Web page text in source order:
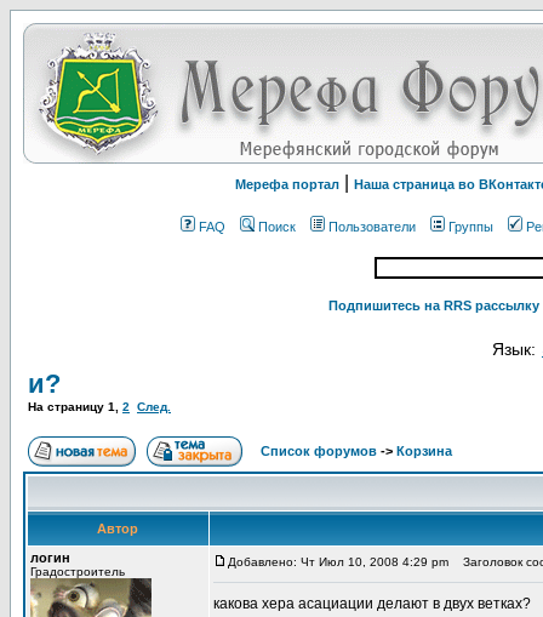
Мерефа портал Наша страница во
FAQ Поиск Пользователи Группы
Подпишитесь на RRS
Язык:
и?
На страницу 1 2 След.
Список форумов -> Корзина
Автор
логин
Градостроитель
Добавлено: Чт Июл 10, 2008 4:29 pm Заголовок
какова хера асациации делают в двух ветках?